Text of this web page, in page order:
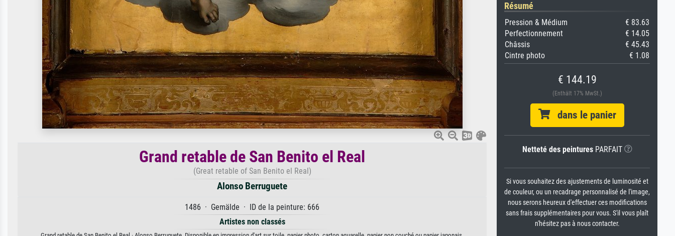
Grand retable de San Benito el Real
(Great retable of San Benito el Real)
Alonso Berruguete
1486 · Gemälde · ID de la peinture: 666
Artistes non classés
Résumé
Pression & Médium
€ 83.63
Perfectionnement
€ 14.05
Châssis
€ 45.43
Cintre photo
€ 1.08
€ 144.19
(Enthält 17% MwSt.)
dans le panier
Netteté des peinturesPARFAIT
Si vous souhaitez des ajustements de luminosité et
de couleur, ou un recadrage personnalisé de l'image,
nous serons heureux d'effectuer ces modifications
sans frais supplémentaires pour vous. S'il vous plaît
n'hésitez pas à nous contacter.